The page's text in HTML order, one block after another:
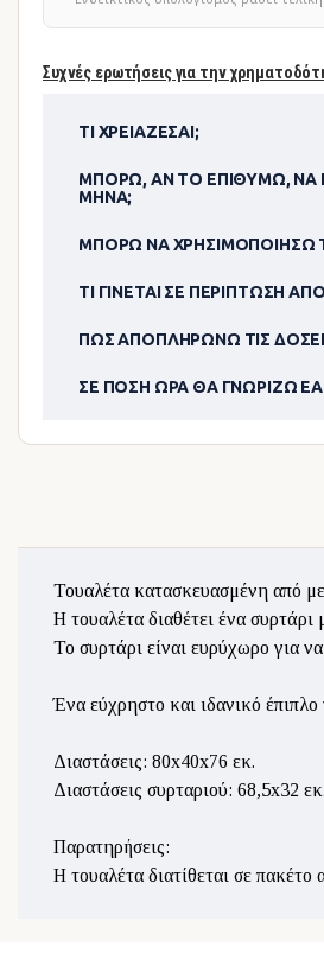
Συχνές ερωτήσεις για την
ΤΙ ΧΡΕΙΆΖΕΣΑΙ;
ΜΠΟΡΏ, ΑΝ ΤΟ ΕΠΙΘΥΜΏ, ΝΑ
ΜΉΝΑ;
ΜΠΟΡΏ ΝΑ ΧΡΗΣΙΜΟΠΟΊΗΣΩ
ΤΙ ΓΊΝΕΤΑΙ ΣΕ ΠΕΡΊΠΤΩΣΗ
ΠΏΣ ΑΠΟΠΛΗΡΏΝΩ ΤΙΣ
ΣΕ ΠΌΣΗ ΏΡΑ ΘΑ ΓΝΩΡΊΖΩ
Τουαλέτα κατασκευασμένη από
Η τουαλέτα διαθέτει ένα συρτάρι
Το συρτάρι είναι ευρύχωρο για
Ένα εύχρηστο και ιδανικό
Διαστάσεις: 80x40x76 εκ.
Διαστάσεις συρταριού: 68,5x32 εκ.
Παρατηρήσεις:
Η τουαλέτα διατίθεται σε